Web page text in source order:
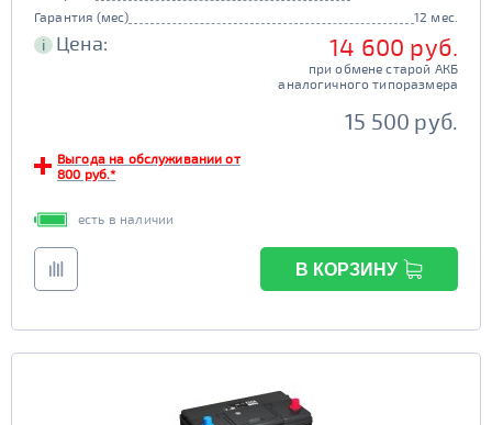
Гарантия (мес)
12 мес.
i Цена: 14 600 руб.
при обмене старой АКБ
аналогичного типоразмера
15 500 руб.
Выгода на обслуживании от
800 руб.*
есть в наличии
В КОРЗИНУ